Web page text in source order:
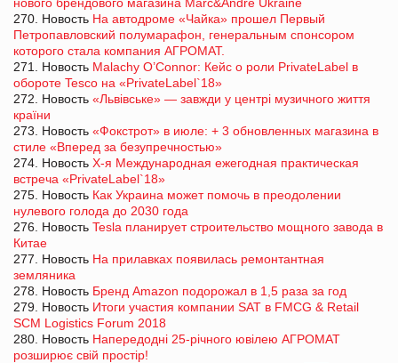
270. Новость На автодроме «Чайка» прошел Первый
Петропавловский полумарафон, генеральным спонсором
которого стала компания АГРОМАТ.
271. Новость Malachy O’Connor: Кейс о роли PrivateLabel в
обороте Tesco на «PrivateLabel`18»
272. Новость «Львівське» ― завжди у центрі музичного життя
країни
273. Новость «Фокстрот» в июле: + 3 обновленных магазина в
стиле «Вперед за безупречностью»
274. Новость Х-я Международная ежегодная практическая
встреча «PrivateLabel`18»
275. Новость Как Украина может помочь в преодолении
нулевого голода до 2030 года
276. Новость Tesla планирует строительство мощного завода в
Китае
277. Новость На прилавках появилась ремонтантная
земляника
278. Новость Бренд Amazon подорожал в 1,5 раза за год
279. Новость Итоги участия компании SAT в FMCG & Retail
SCM Logistics Forum 2018
280. Новость Напередодні 25-річного ювілею АГРОМАТ
розширює свій простір!